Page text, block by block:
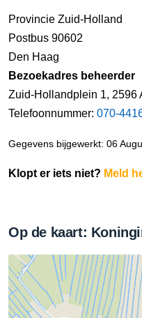
Provincie Zuid-Holland
Postbus 90602
Den Haag
Bezoekadres beheerder
Zuid-Hollandplein 1, 2596
Telefoonnummer: 070-
Gegevens bijgewerkt: 06
Klopt er iets niet? Meld
Op de kaart: